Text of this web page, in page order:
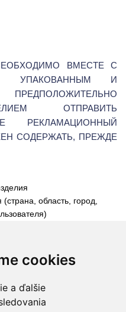
cookies
a ďalšie
ВМЕСТЕ С
УПАКОВАННЫМ И
ПРЕДПОЛОЖИТЕЛЬНО
ОТПРАВИТЬ
РЕКЛАМАЦИОННЫЙ
СОДЕРЖАТЬ, ПРЕЖДЕ
область, город,
и подтвержденного
– дезинфекции детали/
при рекламации)